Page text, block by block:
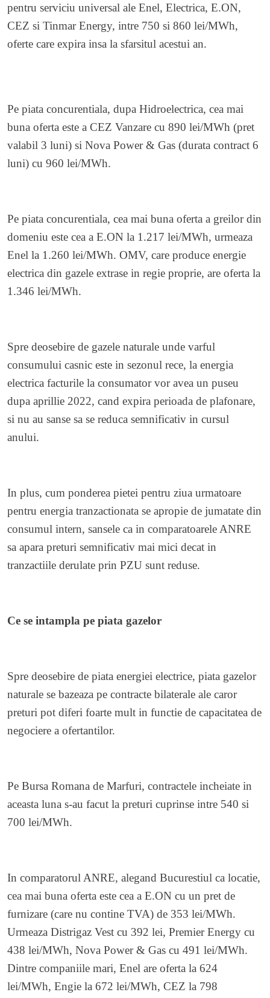
pentru serviciu universal ale Enel, Electrica, E.ON,
CEZ si Tinmar Energy, intre 750 si 860 lei/MWh,
oferte care expira insa la sfarsitul acestui an.
Pe piata concurentiala, dupa Hidroelectrica, cea mai
buna oferta este a CEZ Vanzare cu 890 lei/MWh (pret
valabil 3 luni) si Nova Power & Gas (durata contract 6
luni) cu 960 lei/MWh.
Pe piata concurentiala, cea mai buna oferta a greilor din
domeniu este cea a E.ON la 1.217 lei/MWh, urmeaza
Enel la 1.260 lei/MWh. OMV, care produce energie
electrica din gazele extrase in regie proprie, are oferta la
1.346 lei/MWh.
Spre deosebire de gazele naturale unde varful
consumului casnic este in sezonul rece, la energia
electrica facturile la consumator vor avea un puseu
dupa aprillie 2022, cand expira perioada de plafonare,
si nu au sanse sa se reduca semnificativ in cursul
anului.
In plus, cum ponderea pietei pentru ziua urmatoare
pentru energia tranzactionata se apropie de jumatate din
consumul intern, sansele ca in comparatoarele ANRE
sa apara preturi semnificativ mai mici decat in
tranzactiile derulate prin PZU sunt reduse.
Ce se intampla pe piata gazelor
Spre deosebire de piata energiei electrice, piata gazelor
naturale se bazeaza pe contracte bilaterale ale caror
preturi pot diferi foarte mult in functie de capacitatea de
negociere a ofertantilor.
Pe Bursa Romana de Marfuri, contractele incheiate in
aceasta luna s-au facut la preturi cuprinse intre 540 si
700 lei/MWh.
In comparatorul ANRE, alegand Bucurestiul ca locatie,
cea mai buna oferta este cea a E.ON cu un pret de
furnizare (care nu contine TVA) de 353 lei/MWh.
Urmeaza Distrigaz Vest cu 392 lei, Premier Energy cu
438 lei/MWh, Nova Power & Gas cu 491 lei/MWh.
Dintre companiile mari, Enel are oferta la 624
lei/MWh, Engie la 672 lei/MWh, CEZ la 798